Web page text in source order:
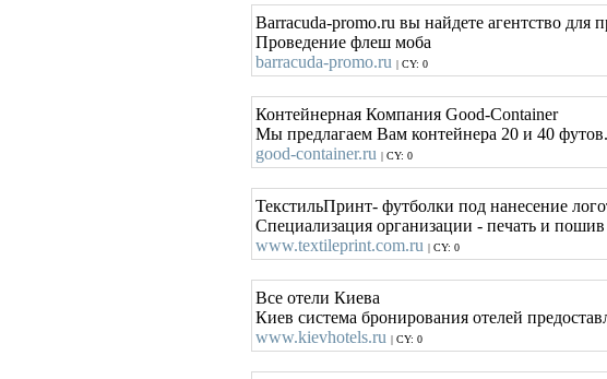
Barracuda-promo.ru вы найдете агентство
Проведение флеш моба
barracuda-promo.ru | CY: 0
Контейнерная Компания Good-Container
Мы предлагаем Вам контейнера 20 и 40
good-container.ru | CY: 0
ТекстильПринт- футболки под нанесение
Специализация организации - печать и
www.textileprint.com.ru | CY: 0
Все отели Киева
Киев система бронирования отелей
www.kievhotels.ru | CY: 0